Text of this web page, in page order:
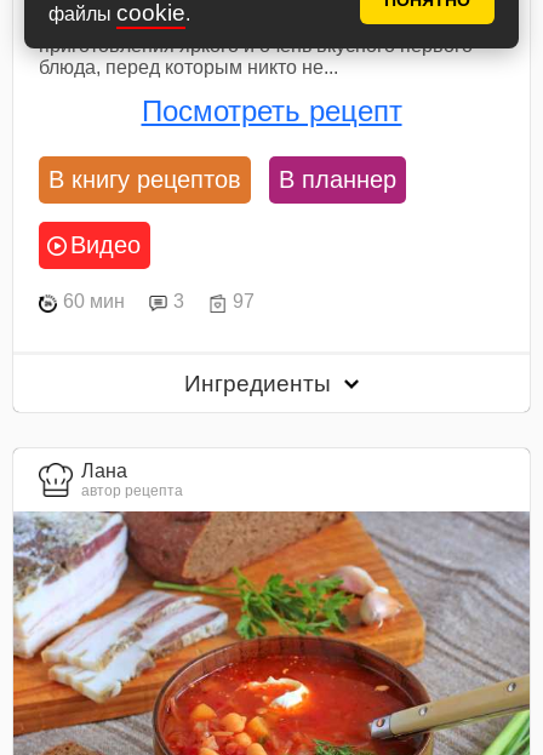
файлы cookie.
на нашем огороде, можно использовать для
приготовления яркого и очень вкусного первого
блюда, перед которым никто не...
Посмотреть рецепт
В книгу рецептов В планнер
Видео
60 мин 3 97
Ингредиенты
Лана
автор рецепта